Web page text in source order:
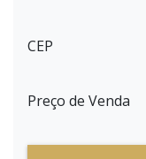
CEP
Preço de Venda